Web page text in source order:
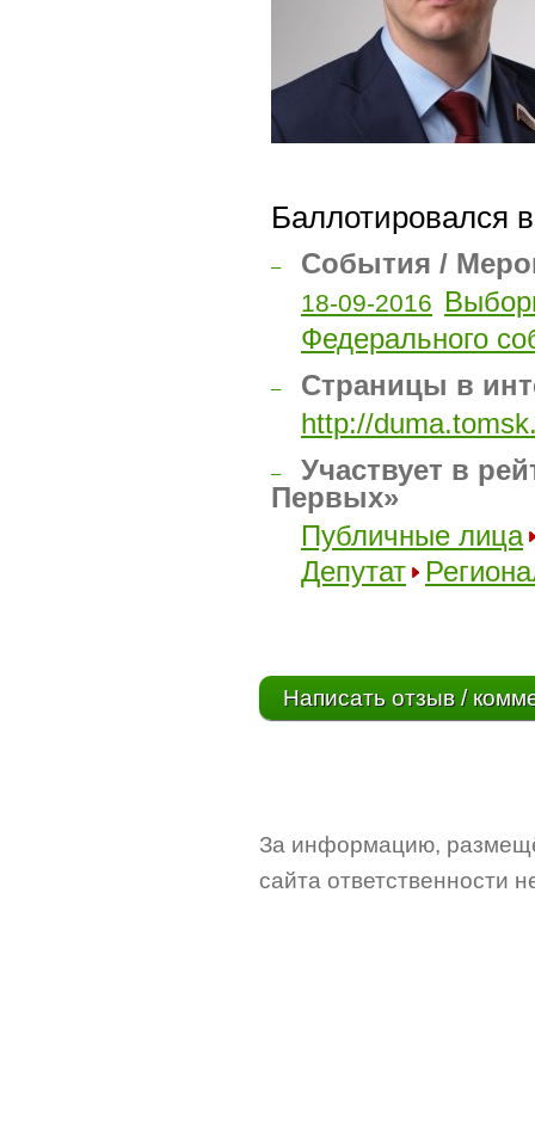
Баллотировался
– События /
18-09-2016
Федерального
–
Страницы в
http://
–
Участвует в
Первых»
Публичные лица
Депутат
Написать отзыв /
За информацию,
сайта ответственности